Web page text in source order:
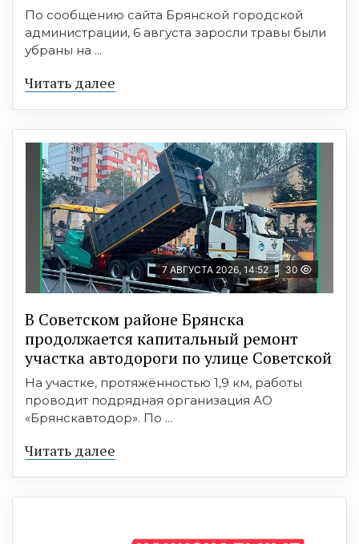
По сообщению сайта Брянской городской
администрации, 6 августа заросли травы были
убраны на ...
Читать далее
7 АВГУСТА 2026, 14:52 30
В Советском районе Брянска
продолжается капитальный ремонт
участка автодороги по улице Советской
На участке, протяжённостью 1,9 км, работы
проводит подрядная организация АО
«Брянскавтодор». По ...
Читать далее